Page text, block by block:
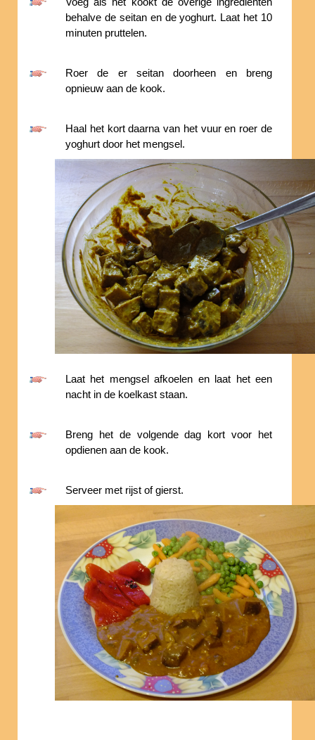
behalve de seitan en de yoghurt. Laat het 10
minuten pruttelen.
Roer de er seitan doorheen en breng
opnieuw aan de kook.
Haal het kort daarna van het vuur en roer de
yoghurt door het mengsel.
Laat het mengsel afkoelen en laat het een
nacht in de koelkast staan.
Breng het de volgende dag kort voor het
opdienen aan de kook.
Serveer met rijst of gierst.